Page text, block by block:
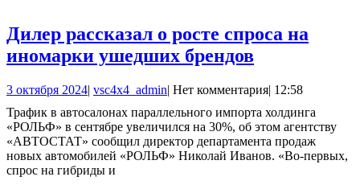
Дилер рассказал о росте спроса на
иномарки ушедших брендовДилер
о
росте
спроса
на
3 октября 20243
2024
| vsc4x4_adminvsc4x4_admin
| Нет комментария| 12:58
Трафик в автосалонах параллельного импорта холдинга
«РОЛЬФ» в сентябре увеличился на 30%, об этом агентству
«АВТОСТАТ» сообщил директор департамента продаж
новых автомобилей «РОЛЬФ» Николай Иванов. «Во-первых,
спрос на гибриды и